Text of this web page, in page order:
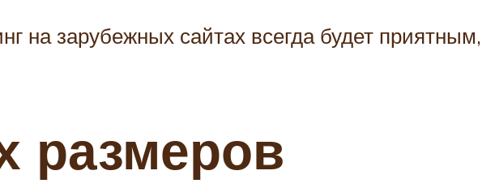
на зарубежных сайтах всегда будет приятным,
размеров